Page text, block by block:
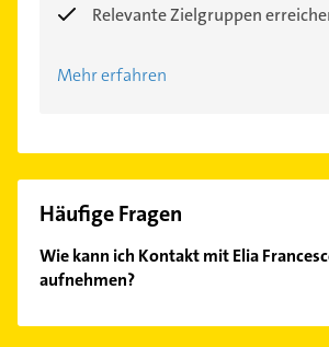
Relevante Zielgruppen
Mehr erfahren
Häufige Fragen
Wie kann ich Kontakt mit Elia
aufnehmen?